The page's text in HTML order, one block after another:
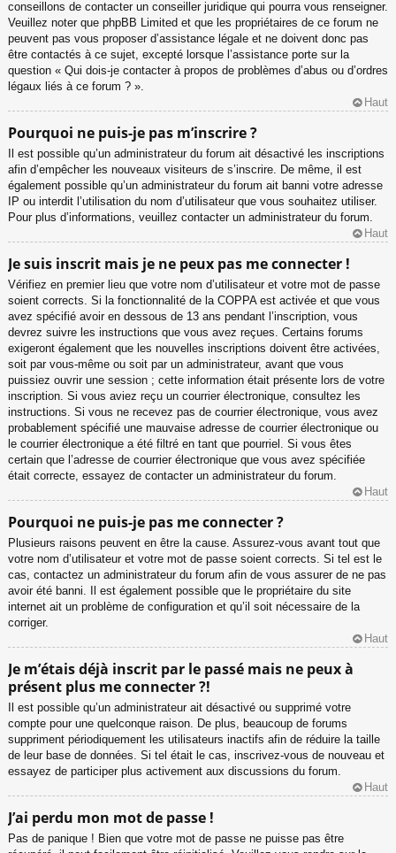
conseillons de contacter un conseiller juridique qui pourra vous renseigner.
Veuillez noter que phpBB Limited et que les propriétaires de ce forum ne
peuvent pas vous proposer d’assistance légale et ne doivent donc pas
être contactés à ce sujet, excepté lorsque l’assistance porte sur la
question « Qui dois-je contacter à propos de problèmes d’abus ou d’ordres
légaux liés à ce forum ? ».
Haut
Pourquoi ne puis-je pas m’inscrire ?
Il est possible qu’un administrateur du forum ait désactivé les inscriptions
afin d’empêcher les nouveaux visiteurs de s’inscrire. De même, il est
également possible qu’un administrateur du forum ait banni votre adresse
IP ou interdit l’utilisation du nom d’utilisateur que vous souhaitez utiliser.
Pour plus d’informations, veuillez contacter un administrateur du forum.
Haut
Je suis inscrit mais je ne peux pas me connecter !
Vérifiez en premier lieu que votre nom d’utilisateur et votre mot de passe
soient corrects. Si la fonctionnalité de la COPPA est activée et que vous
avez spécifié avoir en dessous de 13 ans pendant l’inscription, vous
devrez suivre les instructions que vous avez reçues. Certains forums
exigeront également que les nouvelles inscriptions doivent être activées,
soit par vous-même ou soit par un administrateur, avant que vous
puissiez ouvrir une session ; cette information était présente lors de votre
inscription. Si vous aviez reçu un courrier électronique, consultez les
instructions. Si vous ne recevez pas de courrier électronique, vous avez
probablement spécifié une mauvaise adresse de courrier électronique ou
le courrier électronique a été filtré en tant que pourriel. Si vous êtes
certain que l’adresse de courrier électronique que vous avez spécifiée
était correcte, essayez de contacter un administrateur du forum.
Haut
Pourquoi ne puis-je pas me connecter ?
Plusieurs raisons peuvent en être la cause. Assurez-vous avant tout que
votre nom d’utilisateur et votre mot de passe soient corrects. Si tel est le
cas, contactez un administrateur du forum afin de vous assurer de ne pas
avoir été banni. Il est également possible que le propriétaire du site
internet ait un problème de configuration et qu’il soit nécessaire de la
corriger.
Haut
Je m’étais déjà inscrit par le passé mais ne peux à
présent plus me connecter ?!
Il est possible qu’un administrateur ait désactivé ou supprimé votre
compte pour une quelconque raison. De plus, beaucoup de forums
suppriment périodiquement les utilisateurs inactifs afin de réduire la taille
de leur base de données. Si tel était le cas, inscrivez-vous de nouveau et
essayez de participer plus activement aux discussions du forum.
Haut
J’ai perdu mon mot de passe !
Pas de panique ! Bien que votre mot de passe ne puisse pas être